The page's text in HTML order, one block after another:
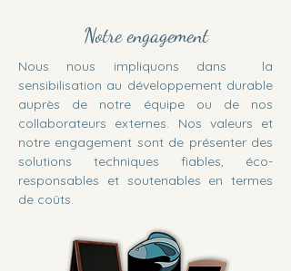
Notre engagement
Nous nous impliquons dans la
sensibilisation au développement durable
auprès de notre équipe ou de nos
collaborateurs externes. Nos valeurs et
notre engagement sont de présenter des
solutions techniques fiables, éco-
responsables et soutenables en termes
de coûts.